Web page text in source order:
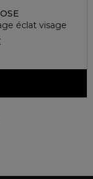
éclat visage